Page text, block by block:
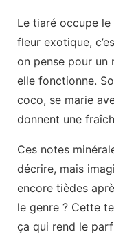
Le tiaré occupe
fleur exotique,
on pense pour un
elle fonctionne.
coco, se marie
donnent une
Ces notes
décrire, mais
encore tièdes
le genre ? Cette
ça qui rend le